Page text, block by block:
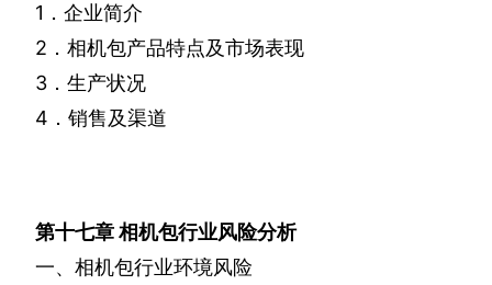
1 ．企业简介
2 ．相机包产品特点及市场表现
3 ．生产状况
4 ．销售及渠道
第十七章相机包行业风险分析
一、相机包行业环境风险